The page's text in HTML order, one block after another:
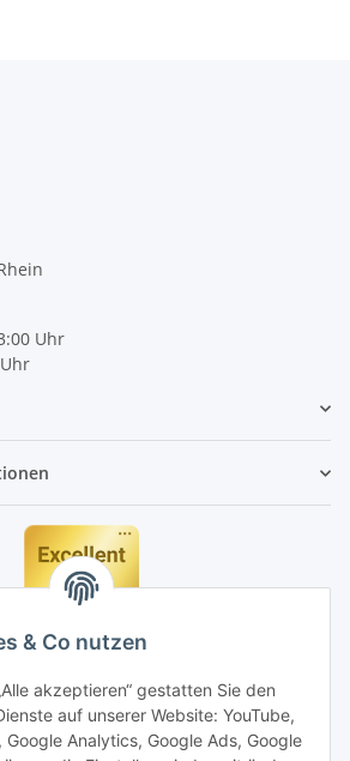
& Co nutzen
akzeptieren“ gestatten Sie den
auf unserer Website: YouTube,
Google Analytics, Google Ads, Google
Uhr